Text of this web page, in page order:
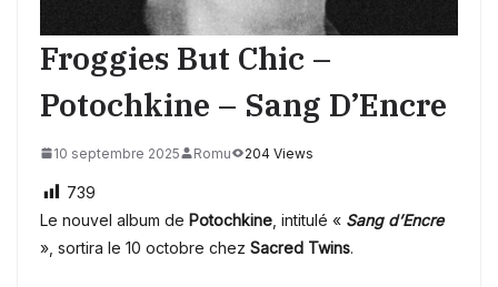
Froggies But Chic –
Potochkine – Sang D’Encre
10 septembre 2025 Romu 204 Views
739
Le nouvel album de Potochkine , intitulé « Sang d’Encre
», sortira le 10 octobre chez Sacred Twins.